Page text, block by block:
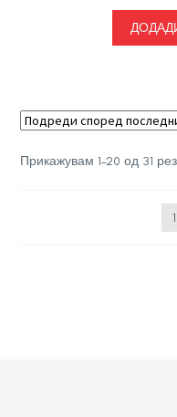
Прикажувам 1–20 од 31
1